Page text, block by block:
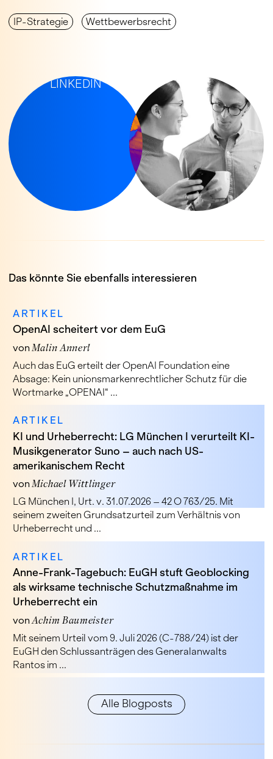
IP-Strategie Wett­be­werbs­recht
LINKEDIN
Das könnte Sie ebenfalls interessieren
ARTIKEL
OpenAI scheitert vor dem EuG
von Malin Annerl
Auch das EuG erteilt der OpenAI Foundation eine
Absage: Kein unionsmarkenrechtlicher Schutz für die
Wortmarke „OPENAI“ ...
ARTIKEL
KI und Urheberrecht: LG München I verurteilt KI-
Musikgenerator Suno – auch nach US-
amerikanischem Recht
vonMichael Wittlinger
LG München I, Urt. v. 31.07.2026 – 42 O 763/25. Mit
seinem zweiten Grundsatzurteil zum Verhältnis von
Urheberrecht und ...
ARTIKEL
Anne-Frank-Tagebuch: EuGH stuft Geoblocking
als wirksame technische Schutzmaßnahme im
Urheberrecht ein
von Achim Baumeister
Mit seinem Urteil vom 9. Juli 2026 (C-788/24) ist der
EuGH den Schlussanträgen des Generalanwalts
Rantos im ...
Alle Blogposts